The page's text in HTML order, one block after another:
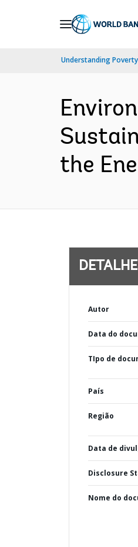
Understanding Poverty
the
Autor
Data do
TIpo de
País
Região
Data de
Disclosure
Nome do